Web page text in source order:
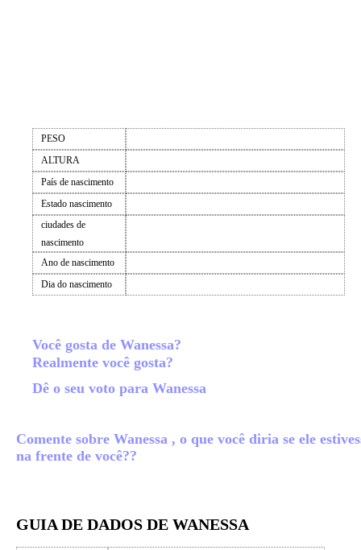
PESO
ALTURA
País de nascimento
Estado nascimento
ciudades de
nascimento
Ano de nascimento
Dia do nascimento
Você gosta de Wanessa?
Realmente você gosta?
Dê o seu voto para Wanessa
Comente sobre Wanessa , o que você diria se ele
na frente de você??
GUIA DE DADOS DE WANESSA